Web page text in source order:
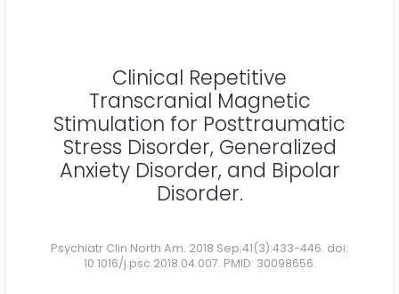
Clinical Repetitive
Transcranial Magnetic
Stimulation for Posttraumatic
Stress Disorder, Generalized
Anxiety Disorder, and Bipolar
Disorder.
Psychiatr Clin North Am. 2018 Sep;41(3):433-446. doi:
10.1016/j.psc.2018.04.007. PMID: 30098656.